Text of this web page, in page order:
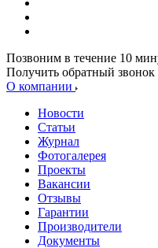
Позвоним в течение 10
Получить обратный звонок
О компании
Новости
Статьи
Журнал
Фотогалерея
Проекты
Вакансии
Отзывы
Гарантии
Производители
Документы